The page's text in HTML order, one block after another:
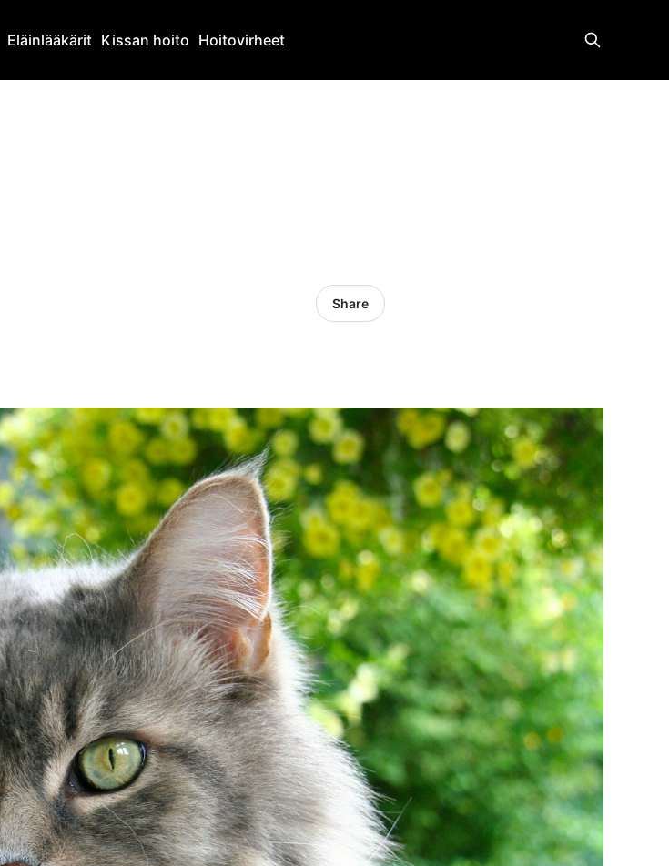
Eläinlääkärit Kissan hoito Hoitovirheet
Share